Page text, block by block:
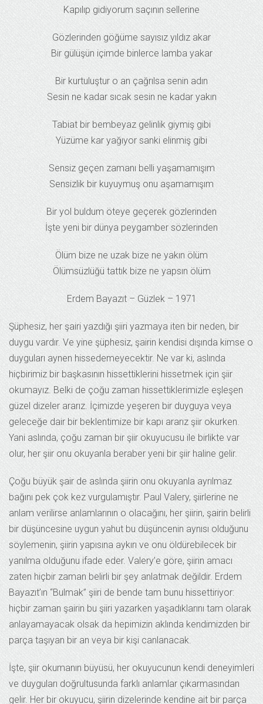
Kapılıp gidiyorum saçının sellerine
Gözlerinden göğüme sayısız yıldız akar
Bir gülüşün içimde binlerce lamba yakar
Bir kurtuluştur o an çağrılsa senin adın
Sesin ne kadar sıcak sesin ne kadar yakın
Tabiat bir bembeyaz gelinlik giymiş gibi
Yüzüme kar yağıyor sanki elinmiş gibi
Sensiz geçen zamanı belli yaşamamışım
Sensizlik bir kuyuymuş onu aşamamışım
Bir yol buldum öteye geçerek gözlerinden
İşte yeni bir dünya peygamber sözlerinden
Ölüm bize ne uzak bize ne yakın ölüm
Ölümsüzlüğü tattık bize ne yapsın ölüm
Erdem Bayazıt – Güzlek – 1971
Şüphesiz, her şairi yazdığı şiiri yazmaya iten bir neden, bir
duygu vardır. Ve yine şüphesiz, şairin kendisi dışında kimse o
duyguları aynen hissedemeyecektir. Ne var ki, aslında
hiçbirimiz bir başkasının hissettiklerini hissetmek için şiir
okumayız. Belki de çoğu zaman hissettiklerimizle eşleşen
güzel dizeler ararız. İçimizde yeşeren bir duyguya veya
geleceğe dair bir beklentimize bir kapı ararız şiir okurken.
Yani aslında, çoğu zaman bir şiir okuyucusu ile birlikte var
olur, her şiir onu okuyanla beraber yeni bir şiir haline gelir.
Çoğu büyük şair de aslında şiirin onu okuyanla ayrılmaz
bağını pek çok kez vurgulamıştır. Paul Valery, şiirlerine ne
anlam verilirse anlamlarının o olacağını, her şiirin, şairin belirli
bir düşüncesine uygun yahut bu düşüncenin aynısı olduğunu
söylemenin, şiirin yapısına aykırı ve onu öldürebilecek bir
yanılma olduğunu ifade eder. Valery’e göre, şiirin amacı
zaten hiçbir zaman belirli bir şey anlatmak değildir. Erdem
Bayazıt’ın “Bulmak” şiiri de bende tam bunu hissettiriyor:
hiçbir zaman şairin bu şiiri yazarken yaşadıklarını tam olarak
anlayamayacak olsak da hepimizin aklında kendimizden bir
parça taşıyan bir an veya bir kişi canlanacak.
İşte, şiir okumanın büyüsü, her okuyucunun kendi deneyimleri
ve duyguları doğrultusunda farklı anlamlar çıkarmasından
gelir. Her bir okuyucu, şiirin dizelerinde kendine ait bir parça